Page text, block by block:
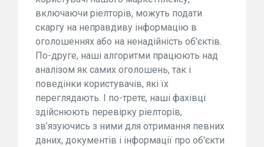
включаючи ріелторів, можуть подати
скаргу на неправдиву інформацію в
оголошеннях або на ненадійність об'єктів.
По-друге, наші алгоритми працюють над
аналізом як самих оголошень, так і
поведінки користувачів, які їх
переглядають. І по-третє, наші фахівці
здійснюють перевірку ріелторів,
зв’язуючись з ними для отримання певних
даних, документів і інформації про об'єкти